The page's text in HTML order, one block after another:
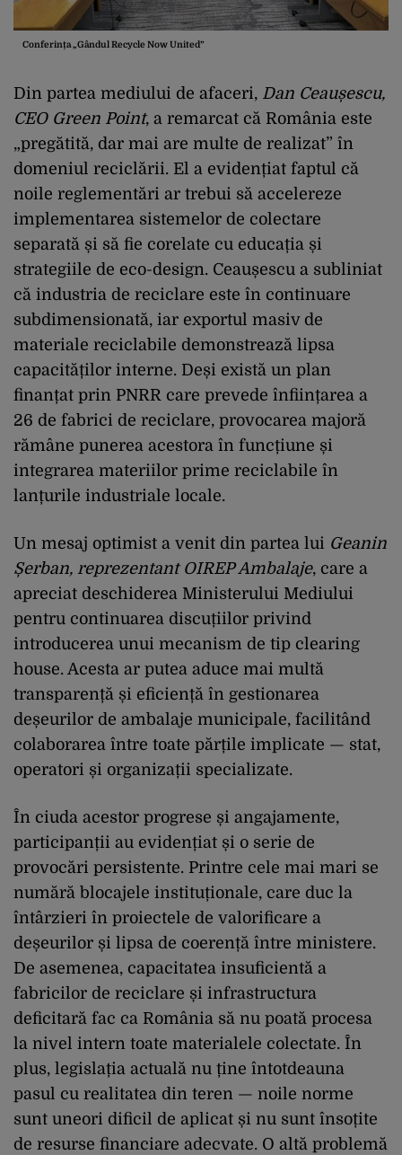
Conferința „Gândul Recycle Now United”
Din partea mediului de afaceri, Dan Ceaușescu,
CEO Green Point, a remarcat că România este
„pregătită, dar mai are multe de realizat” în
domeniul reciclării. El a evidențiat faptul că
noile reglementări ar trebui să accelereze
implementarea sistemelor de colectare
separată și să fie corelate cu educația și
strategiile de eco-design. Ceaușescu a subliniat
că industria de reciclare este în continuare
subdimensionată, iar exportul masiv de
materiale reciclabile demonstrează lipsa
capacităților interne. Deși există un plan
finanțat prin PNRR care prevede înființarea a
26 de fabrici de reciclare, provocarea majoră
rămâne punerea acestora în funcțiune și
integrarea materiilor prime reciclabile în
lanțurile industriale locale.
Un mesaj optimist a venit din partea lui Geanin
Șerban, reprezentant OIREP Ambalaje, care a
apreciat deschiderea Ministerului Mediului
pentru continuarea discuțiilor privind
introducerea unui mecanism de tip clearing
house. Acesta ar putea aduce mai multă
transparență și eficiență în gestionarea
deșeurilor de ambalaje municipale, facilitând
colaborarea între toate părțile implicate — stat,
operatori și organizații specializate.
În ciuda acestor progrese și angajamente,
participanții au evidențiat și o serie de
provocări persistente. Printre cele mai mari se
numără blocajele instituționale, care duc la
întârzieri în proiectele de valorificare a
deșeurilor și lipsa de coerență între ministere.
De asemenea, capacitatea insuficientă a
fabricilor de reciclare și infrastructura
deficitară fac ca România să nu poată procesa
la nivel intern toate materialele colectate. În
plus, legislația actuală nu ține întotdeauna
pasul cu realitatea din teren — noile norme
sunt uneori dificil de aplicat și nu sunt însoțite
de resurse financiare adecvate. O altă problemă